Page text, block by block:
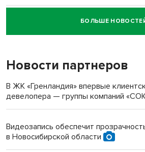
Новосибирский суд наказал
пенсионерки на вокзале
«Мы живём на пастбище!»: в
терроризируют жителей
Инвалид получил условный срок за
Новосибирский преподаватель с
БОЛЬШЕ
Новости партнеров
В ЖК «Гренландия» впервые
девелопера — группы компаний
Видеозапись обеспечит
в Новосибирской области